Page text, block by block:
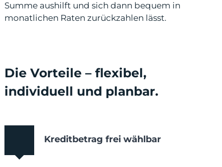
Summe aushilft und sich dann bequem in
monatlichen Raten zurückzahlen lässt.
Die Vorteile – flexibel,
individuell und planbar.
Kreditbetrag frei wählbar